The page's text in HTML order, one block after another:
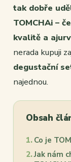
tak dobře
TOMCHAi –
kvalitě a
nerada kupuji
degustační
najednou.
Obsah
Co je
Jak nám